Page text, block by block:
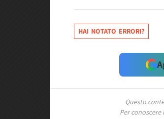
HAI NOTATO ERRORI?
Questo
Per